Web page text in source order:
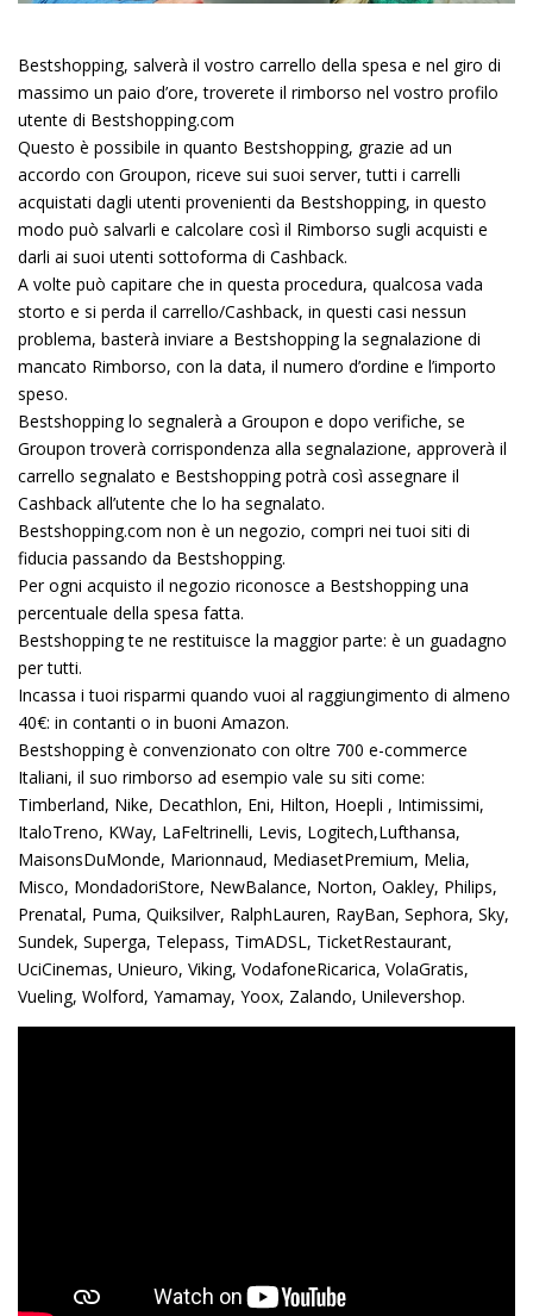
Bestshopping, salverà il vostro carrello della spesa e nel giro di
massimo un paio d’ore, troverete il rimborso nel vostro profilo
utente di Bestshopping.com
Questo è possibile in quanto Bestshopping, grazie ad un
accordo con Groupon, riceve sui suoi server, tutti i carrelli
acquistati dagli utenti provenienti da Bestshopping, in questo
modo può salvarli e calcolare così il Rimborso sugli acquisti e
darli ai suoi utenti sottoforma di Cashback.
A volte può capitare che in questa procedura, qualcosa vada
storto e si perda il carrello/Cashback, in questi casi nessun
problema, basterà inviare a Bestshopping la segnalazione di
mancato Rimborso, con la data, il numero d’ordine e l’importo
speso.
Bestshopping lo segnalerà a Groupon e dopo verifiche, se
Groupon troverà corrispondenza alla segnalazione, approverà il
carrello segnalato e Bestshopping potrà così assegnare il
Cashback all’utente che lo ha segnalato.
Bestshopping.com non è un negozio, compri nei tuoi siti di
fiducia passando da Bestshopping.
Per ogni acquisto il negozio riconosce a Bestshopping una
percentuale della spesa fatta.
Bestshopping te ne restituisce la maggior parte: è un guadagno
per tutti.
Incassa i tuoi risparmi quando vuoi al raggiungimento di almeno
40€: in contanti o in buoni Amazon.
Bestshopping è convenzionato con oltre 700 e-commerce
Italiani, il suo rimborso ad esempio vale su siti come:
Timberland, Nike, Decathlon, Eni, Hilton, Hoepli , Intimissimi,
ItaloTreno, KWay, LaFeltrinelli, Levis, Logitech,Lufthansa,
MaisonsDuMonde, Marionnaud, MediasetPremium, Melia,
Misco, MondadoriStore, NewBalance, Norton, Oakley, Philips,
Prenatal, Puma, Quiksilver, RalphLauren, RayBan, Sephora, Sky,
Sundek, Superga, Telepass, TimADSL, TicketRestaurant,
UciCinemas, Unieuro, Viking, VodafoneRicarica, VolaGratis,
Vueling, Wolford, Yamamay, Yoox, Zalando, Unilevershop.